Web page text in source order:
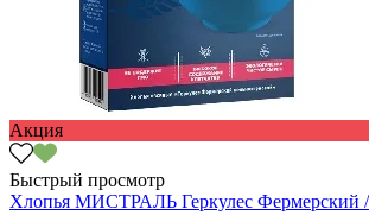
Акция
Быстрый просмотр
Хлопья МИСТРАЛЬ Геркулес Фермерский /